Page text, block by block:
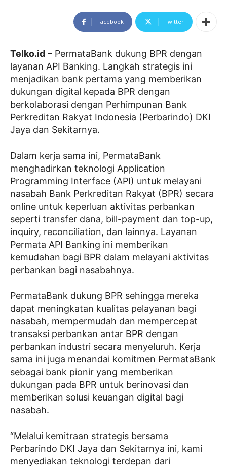
Facebook Twitter
Telko.id – PermataBank dukung BPR dengan
layanan API Banking. Langkah strategis ini
menjadikan bank pertama yang memberikan
dukungan digital kepada BPR dengan
berkolaborasi dengan Perhimpunan Bank
Perkreditan Rakyat Indonesia (Perbarindo) DKI
Jaya dan Sekitarnya.
Dalam kerja sama ini, PermataBank
menghadirkan teknologi Application
Programming Interface (API) untuk melayani
nasabah Bank Perkreditan Rakyat (BPR) secara
online untuk keperluan aktivitas perbankan
seperti transfer dana, bill-payment dan top-up,
inquiry, reconciliation, dan lainnya. Layanan
Permata API Banking ini memberikan
kemudahan bagi BPR dalam melayani aktivitas
perbankan bagi nasabahnya.
PermataBank dukung BPR sehingga mereka
dapat meningkatan kualitas pelayanan bagi
nasabah, mempermudah dan mempercepat
transaksi perbankan antar BPR dengan
perbankan industri secara menyeluruh. Kerja
sama ini juga menandai komitmen PermataBank
sebagai bank pionir yang memberikan
dukungan pada BPR untuk berinovasi dan
memberikan solusi keuangan digital bagi
nasabah.
“Melalui kemitraan strategis bersama
Perbarindo DKI Jaya dan Sekitarnya ini, kami
menyediakan teknologi terdepan dari